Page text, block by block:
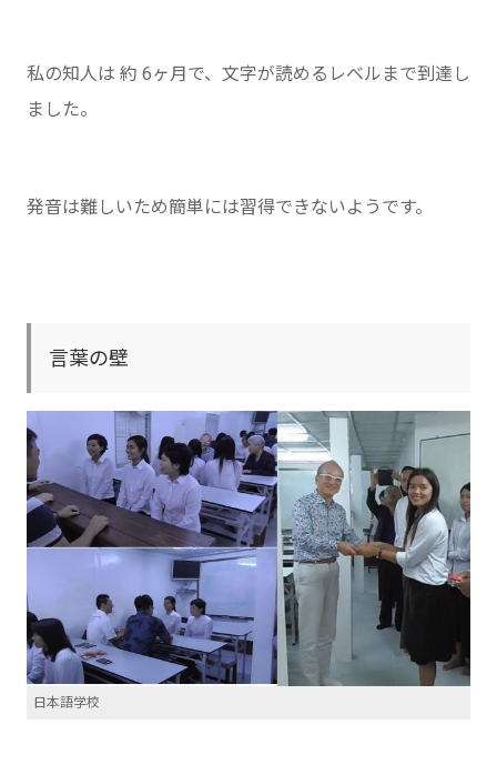
私の知人は 約 6ヶ月で、文字が読めるレベルまで到達し
ました。
発音は難しいため簡単には習得できないようです。
言葉の壁
日本語学校